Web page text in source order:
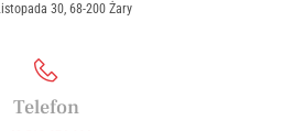
30, 68-200 Żary
Telefon